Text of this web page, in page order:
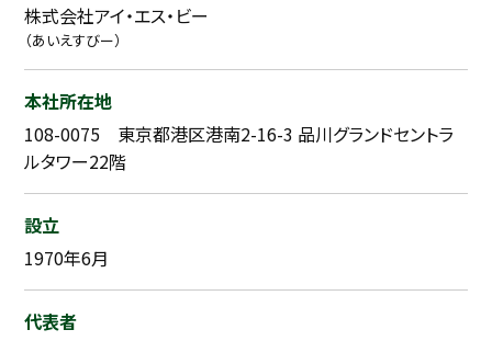
株式会社アイ・エス・ビー
（あいえすびー）
本社所在地
108-0075 東京都港区港南2-16-3 品川グランドセントラ
ルタワー22階
設立
1970年6月
代表者